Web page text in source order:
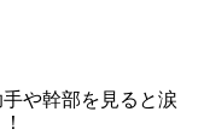
や幹部を見ると涙